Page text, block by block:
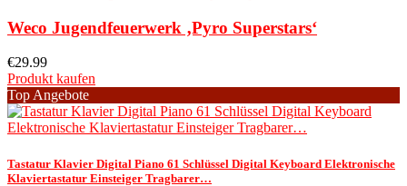
Weco Jugendfeuerwerk ‚Pyro Superstars‘
€29.99
Produkt kaufen
Top Angebote
Tastatur Klavier Digital Piano 61 Schlüssel Digital Keyboard Elektronische
Klaviertastatur Einsteiger Tragbarer…